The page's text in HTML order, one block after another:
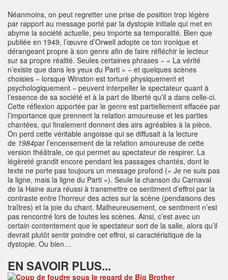
Néanmoins, on peut regretter une prise de position trop légère
par rapport au message porté par la dystopie initiale qui met en
abyme la société actuelle, peu importe sa temporalité. Bien que
publiée en 1949, l’œuvre d’Orwell adopte ce ton ironique et
dérangeant propre à son genre afin de faire réfléchir le lecteur
sur sa propre réalité. Seules certaines phrases − « La vérité
n’existe que dans les yeux du Parti » − et quelques scènes
choisies − lorsque Winston est torturé physiquement et
psychologiquement − peuvent interpeller le spectateur quant à
l’essence de sa société et à la part de liberté qu’il a dans celle-ci.
Cette réflexion apportée par le genre est partiellement effacée par
l’importance que prennent la relation amoureuse et les parties
chantées, qui finalement donnent des airs agréables à la pièce.
On perd cette véritable angoisse qui se diffusait à la lecture
de 1984par l’encensement de la relation amoureuse de cette
version théâtrale, ce qui permet au spectateur de respirer. La
légèreté grandit encore pendant les passages chantés, dont le
texte ne porte pas toujours un message profond (« Je ne suis pas
la ligne, mais la ligne du Parti »). Seule la chanson du Carnaval
de la Haine aura réussi à transmettre ce sentiment d’effroi par la
contraste entre l’horreur des actes sur la scène (pendaisons des
traîtres) et la joie du chant. Malheureusement, ce sentiment n’est
pas rencontré lors de toutes les scènes. Ainsi, c’est avec un
certain contentement que le spectateur sort de la salle, alors qu’il
devrait plutôt sentir poindre cet effroi, si caractéristique de la
dystopie. Ou bien…
EN SAVOIR PLUS...